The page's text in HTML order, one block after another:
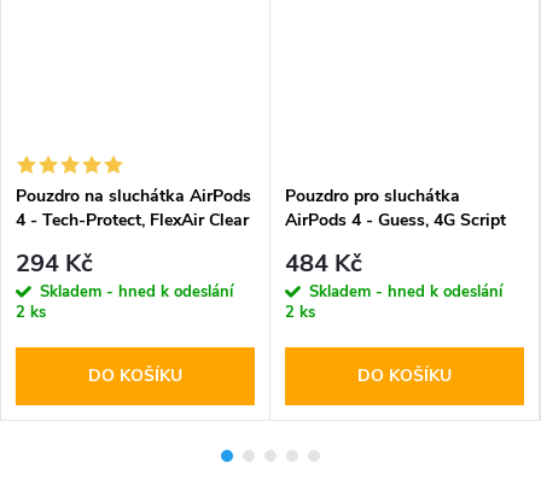
Pouzdro na sluchátka AirPods
4 - Tech-Protect, FlexAir Clear
294 Kč
Skladem - hned k odeslání
2 ks
DO KOŠÍKU
Pouzdro pro sluchátka
AirPods 4 - Guess, 4G Script
484 Kč
Skladem - hned k odeslání
2 ks
DO KOŠÍKU